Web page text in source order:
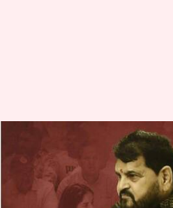
లైంగిక వేధింపుల
భూషణ్‌కు షాక్..
రావాలని దిల్లీ కోర్టు